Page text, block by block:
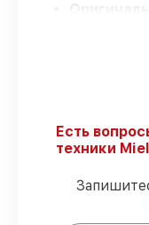
варочной
Есть
техники